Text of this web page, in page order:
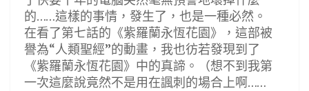
的……這樣的事情，發生了，也是一種必然。
在看了第七話的《紫羅蘭永恆花園》，這部被
譽為“人類聖經”的動畫，我也彷若發現到了
《紫羅蘭永恆花園》中的真諦。（想不到我第
一次這麼說竟然不是用在諷刺的場合上啊……